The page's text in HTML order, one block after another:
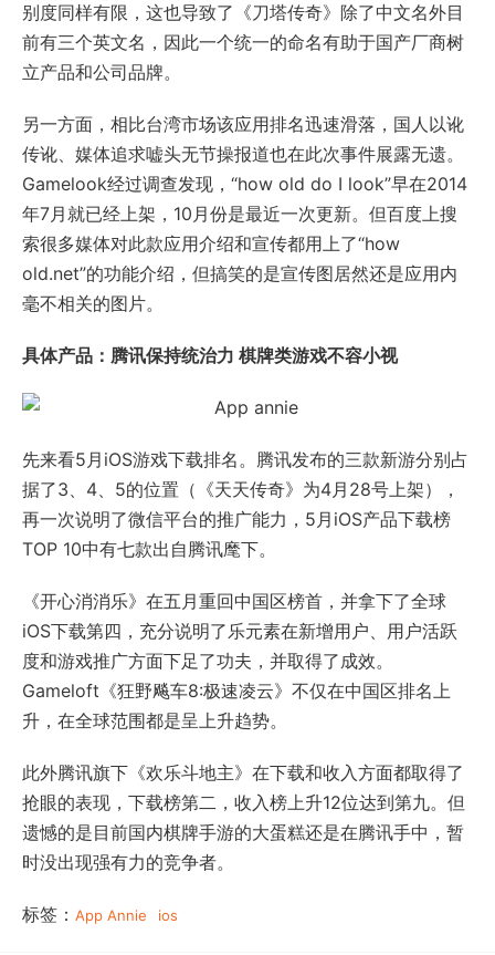
别度同样有限，这也导致了《刀塔传奇》除了中文名外目
前有三个英文名，因此一个统一的命名有助于国产厂商树
立产品和公司品牌。
另一方面，相比台湾市场该应用排名迅速滑落，国人以讹
传讹、媒体追求嘘头无节操报道也在此次事件展露无遗。
Gamelook经过调查发现，“how old do I look”早在2014
年7月就已经上架，10月份是最近一次更新。但百度上搜
索很多媒体对此款应用介绍和宣传都用上了“how
old.net”的功能介绍，但搞笑的是宣传图居然还是应用内
毫不相关的图片。
具体产品：腾讯保持统治力 棋牌类游戏不容小视
先来看5月iOS游戏下载排名。腾讯发布的三款新游分别占
据了3、4、5的位置（《天天传奇》为4月28号上架），
再一次说明了微信平台的推广能力，5月iOS产品下载榜
TOP 10中有七款出自腾讯麾下。
《开心消消乐》在五月重回中国区榜首，并拿下了全球
iOS下载第四，充分说明了乐元素在新增用户、用户活跃
度和游戏推广方面下足了功夫，并取得了成效。
Gameloft《狂野飚车8:极速凌云》不仅在中国区排名上
升，在全球范围都是呈上升趋势。
此外腾讯旗下《欢乐斗地主》在下载和收入方面都取得了
抢眼的表现，下载榜第二，收入榜上升12位达到第九。但
遗憾的是目前国内棋牌手游的大蛋糕还是在腾讯手中，暂
时没出现强有力的竞争者。
标签： App Annie ios